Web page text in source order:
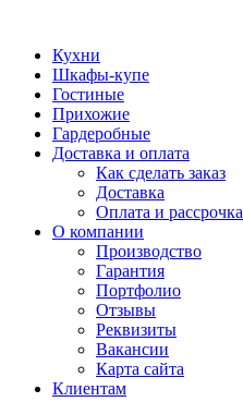
Кухни
Шкафы-купе
Гостиные
Прихожие
Гардеробные
Доставка и оплата
Как сделать заказ
Доставка
Оплата и рассрочка
О компании
Производство
Гарантия
Портфолио
Отзывы
Реквизиты
Вакансии
Карта сайта
Клиентам